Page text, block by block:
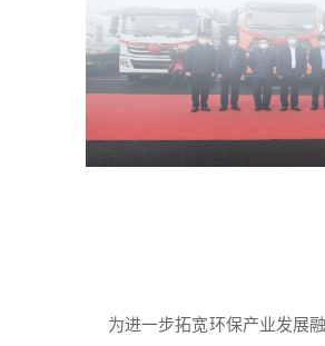
为进一步拓宽环保产业发展